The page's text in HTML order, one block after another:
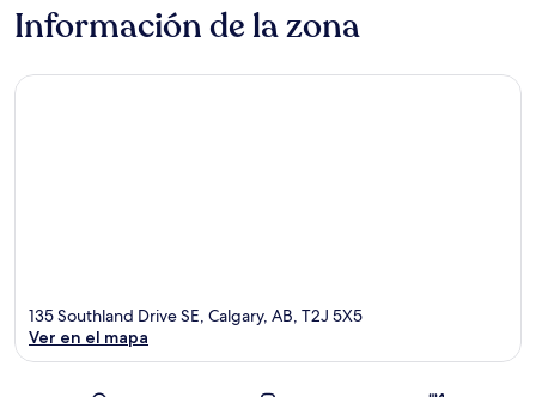
Información de la zona
135 Southland Drive SE, Calgary, AB, T2J 5X5
Ver en el mapa